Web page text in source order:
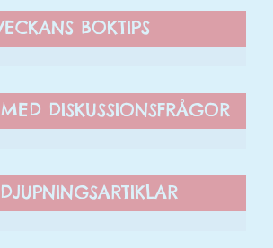
BOKTIPS
DISKUSSIONSFRÅGOR
Statistik
För att vi ska
kunna
funktionalitet
och
hur hemsidan
används.